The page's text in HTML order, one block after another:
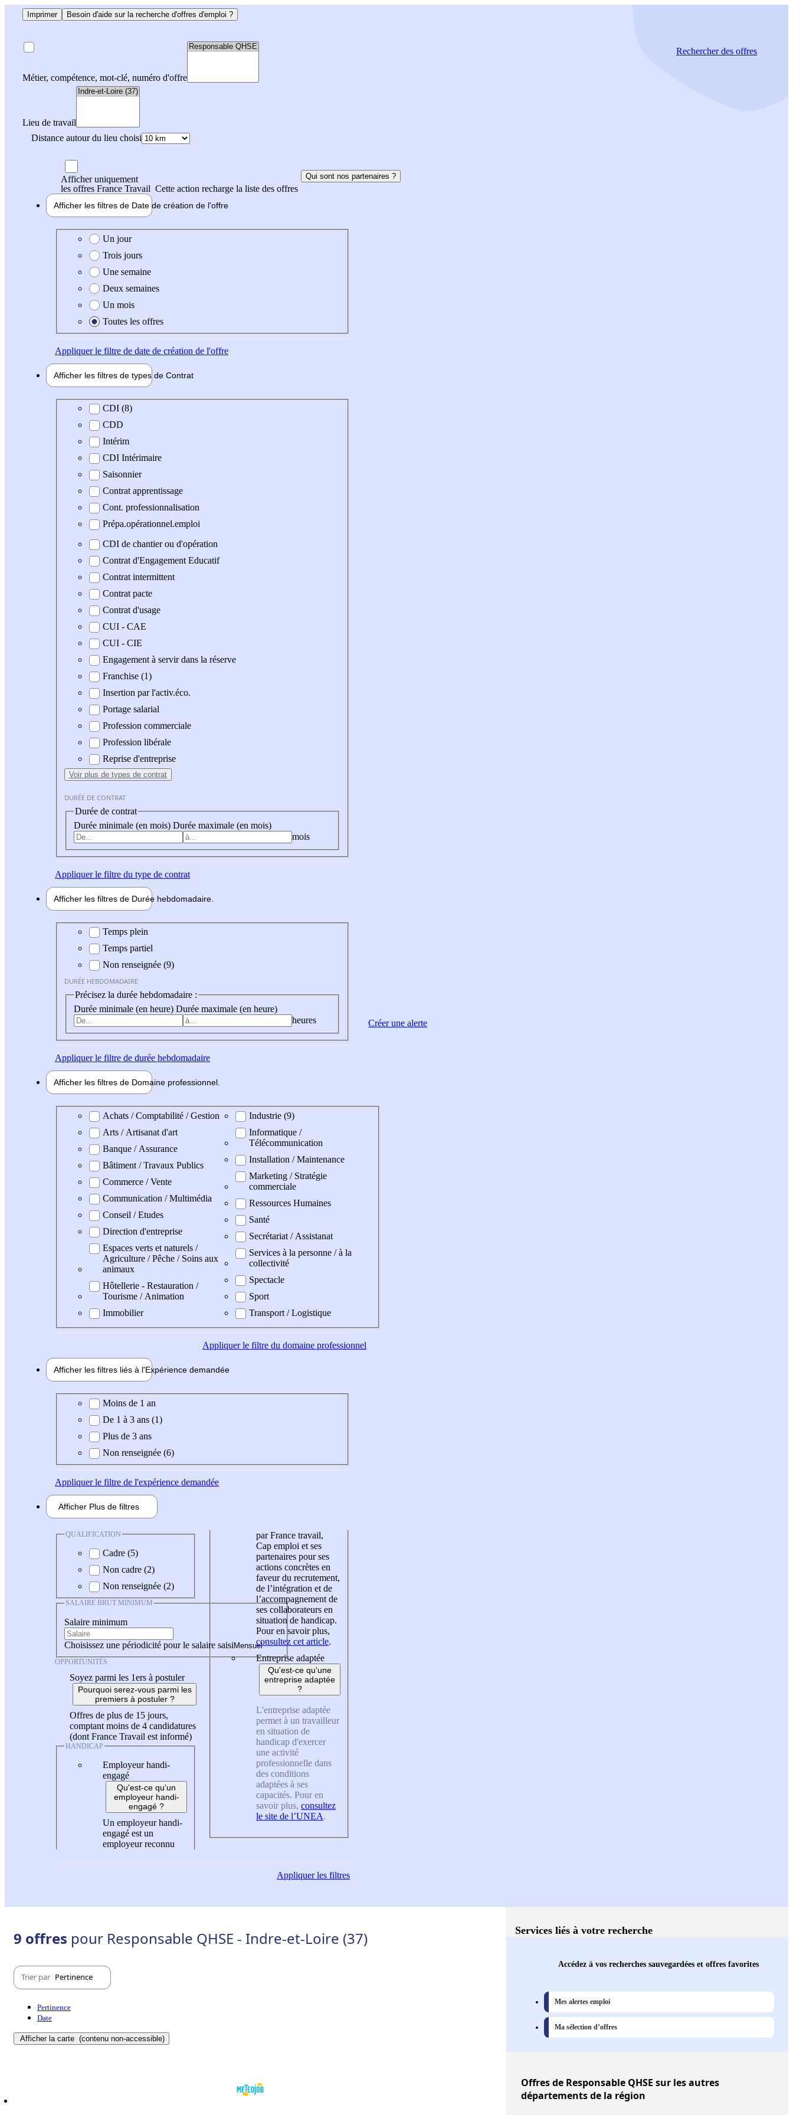
Imprimer Besoin d'aide sur la recherche d'offres d'emploi ?
Métier, compétence, mot-clé, numéro d'offre
Lieu de travail
Distance autour du lieu choisi
Rechercherdes offres
Afficher uniquement
les offres France Travail Cette action recharge la liste des offres
Qui sont nos partenaires ?
Afficher les filtres de Date de création de l'offre
Date de création de l'offre
Un jour
Trois jours
Une semaine
Deux semaines
Un mois
Toutes les offres
Appliquerle filtre de date de création de l'offre
Afficher les filtres de types de Contrat
Type de contrat
CDI (8)
CDD
Intérim
CDI Intérimaire
Saisonnier
Contrat apprentissage
Cont. professionnalisation
Prépa.opérationnel.emploi
CDI de chantier ou d'opération
Contrat d'Engagement Educatif
Contrat intermittent
Contrat pacte
Contrat d'usage
CUI - CAE
CUI - CIE
Engagement à servir dans la réserve
Franchise (1)
Insertion par l'activ.éco.
Portage salarial
Profession commerciale
Profession libérale
Reprise d'entreprise
Voir plus de types de contrat
DURÉE DE CONTRAT
Durée de contrat
Durée minimale (en mois) Durée maximale (en mois)
mois
Appliquerle filtre du type de contrat
Afficher les filtres de Durée hebdomadaire
Durée hebdomadaire
Temps plein
Temps partiel
Non renseignée (9)
DURÉE HEBDOMADAIRE
Précisez la durée hebdomadaire :
Durée minimale (en heure) Durée maximale (en heure)
heures
Appliquerle filtre de durée hebdomadaire
Afficher les filtres de Domaine professionnel
Domaine professionel
Achats / Comptabilité / Gestion
Arts / Artisanat d'art
Banque / Assurance
Bâtiment / Travaux Publics
Commerce / Vente
Communication / Multimédia
Conseil / Etudes
Direction d'entreprise
Espaces verts et naturels /
Agriculture / Pêche / Soins aux
animaux
Hôtellerie - Restauration /
Tourisme / Animation
Immobilier
Industrie (9)
Informatique /
Télécommunication
Installation / Maintenance
Marketing / Stratégie
commerciale
Ressources Humaines
Santé
Secrétariat / Assistanat
Services à la personne / à la
collectivité
Spectacle
Sport
Transport / Logistique
Appliquerle filtre du domaine professionnel
Afficher les filtres liés à l'Expérience demandée
Expérience demandée
Moins de 1 an
De 1 à 3 ans (1)
Plus de 3 ans
Non renseignée (6)
Appliquerle filtre de l'expérience demandée
Afficher Plus de filtres
QUALIFICATION
Cadre (5)
Non cadre (2)
Non renseignée (2)
SALAIRE BRUT MINIMUM
Salaire minimum
Choisissez une périodicité pour le salaire saisi
OPPORTUNITÉS
Soyez parmi les 1ers à postuler
Pourquoi serez-vous parmi les
premiers à postuler ?
Offres de plus de 15 jours,
comptant moins de 4 candidatures
(dont France Travail est informé)
HANDICAP
Employeur handi-
engagé
Qu'est-ce qu'un
employeur handi-
engagé ?
Un employeur handi-
engagé est un
employeur reconnu
par France travail,
Cap emploi et ses
partenaires pour ses
actions concrètes en
faveur du recrutement,
de l’intégration et de
l’accompagnement de
ses collaborateurs en
situation de handicap.
Pour en savoir plus,
consultez cet article.
Entreprise adaptée
Qu'est-ce qu'une
entreprise adaptée
?
L'entreprise adaptée
permet à un travailleur
en situation de
handicap d'exercer
une activité
professionnelle dans
des conditions
adaptées à ses
capacités. Pour en
savoir plus, consultez
le site de l’UNEA.
Appliquerles filtres
Créer une alerte
9 offres pour Responsable QHSE - Indre-et-Loire (37)
Trier par Pertinence
Pertinence
Date
Afficher la carte (contenu non-accessible)
Services liés à votre recherche
Accédez à vos recherches sauvegardées et offres favorites
Mes alertes emploi
Ma sélection d’offres
Offresde Responsable QHSE sur les autres
départements de la région